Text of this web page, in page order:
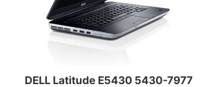
DELL Latitude E5430 5430-7977